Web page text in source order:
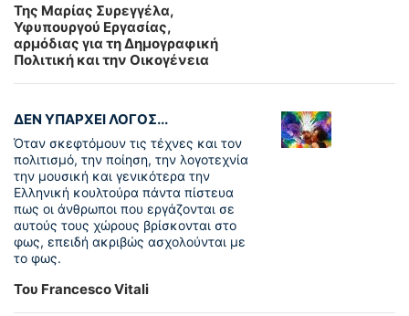
Της Μαρίας Συρεγγέλα,
Υφυπουργού Εργασίας,
αρμόδιας για τη Δημογραφική
Πολιτική και την Οικογένεια
ΔΕΝ ΥΠΑΡΧΕΙ ΛΟΓΟΣ...
Όταν σκεφτόμουν τις τέχνες και τον
πολιτισμό, την ποίηση, την λογοτεχνία
την μουσική και γενικότερα την
Ελληνική κουλτούρα πάντα πίστευα
πως οι άνθρωποι που εργάζονται σε
αυτούς τους χώρους βρίσκονται στο
φως, επειδή ακριβώς ασχολούνται με
το φως.
Του Francesco Vitali